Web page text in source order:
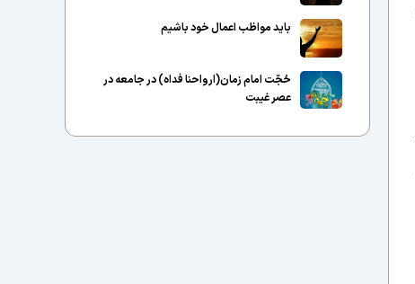
باید مواظب اعمال خود باشیم
حُجّت امام زمان(ارواحنا فداه) در جامعه در
عصر غیبت